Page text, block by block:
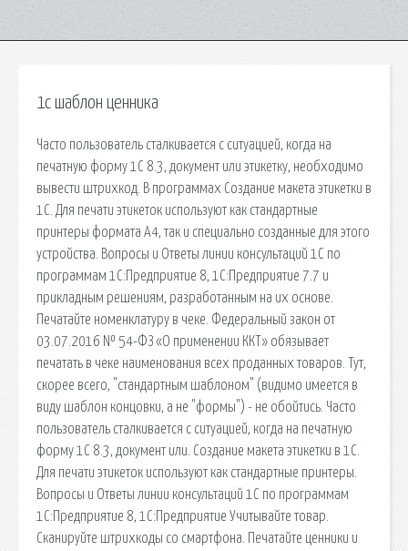
1с шаблон ценника
Часто пользователь сталкивается с ситуацией, когда на
печатную форму 1С 8.3, документ или этикетку, необходимо
вывести штрихкод. В программах Создание макета этикетки в
1С. Для печати этикеток используют как стандартные
принтеры формата А4, так и специально созданные для этого
устройства. Вопросы и Ответы линии консультаций 1С по
программам 1С:Предприятие 8, 1С:Предприятие 7.7 и
прикладным решениям, разработанным на их основе.
Печатайте номенклатуру в чеке. Федеральный закон от
03.07.2016 № 54-ФЗ «О применении ККТ» обязывает
печатать в чеке наименования всех проданных товаров. Тут,
скорее всего, "стандартным шаблоном" (видимо имеется в
виду шаблон концовки, а не "формы") - не обойтись. Часто
пользователь сталкивается с ситуацией, когда на печатную
форму 1С 8.3, документ или. Создание макета этикетки в 1С.
Для печати этикеток используют как стандартные принтеры.
Вопросы и Ответы линии консультаций 1С по программам
1С:Предприятие 8, 1С:Предприятие Учитывайте товар.
Сканируйте штрихкоды со смартфона. Печатайте ценники и